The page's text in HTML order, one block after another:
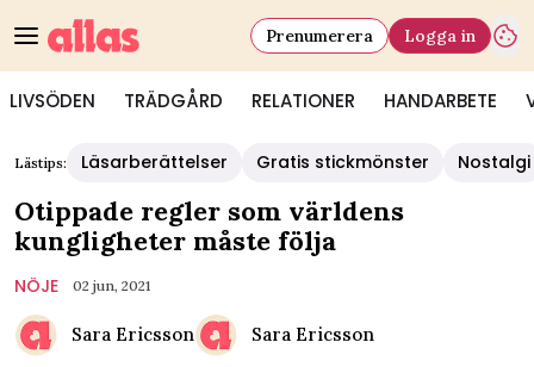
LIVSÖDEN TRÄDGÅRD RELATIONER HANDARBETE
Prenumerera Logga in
Lästips: Läsarberättelser Gratis stickmönster Nostalgi
Otippade regler som världens
kungligheter måste följa
NÖJE 02 jun, 2021
Sara Ericsson Sara Ericsson